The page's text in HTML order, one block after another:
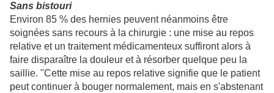
Sans bistouri
Environ 85 % des hernies peuvent néanmoins être
soignées sans recours à la chirurgie : une mise au repos
relative et un traitement médicamenteux suffiront alors à
faire disparaître la douleur et à résorber quelque peu la
saillie. "Cette mise au repos relative signifie que le patient
peut continuer à bouger normalement, mais en s'abstenant